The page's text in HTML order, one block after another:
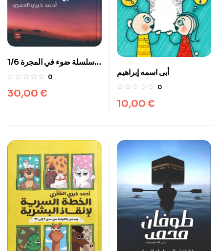
سلسلة ضوء في المجرة 1/6
علبة
0
30,00 €
أبى اسمه إبراهيم
0
10,00 €